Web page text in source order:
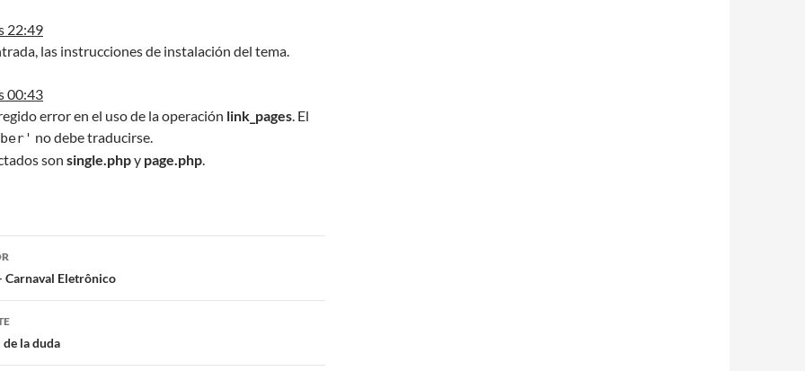
22:49
las instrucciones de instalación del tema.
00:43
error en el uso de la operación link_pages. El
no debe traducirse.
son single.phpy page.php.
Carnaval Eletrônico
la duda